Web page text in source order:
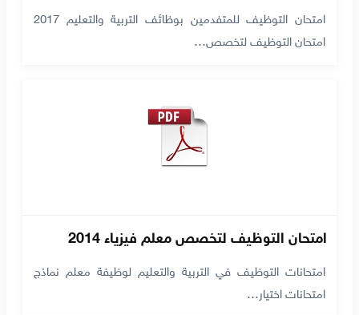
امتحان التوظيف للمتفدمين بوظائف التربية والتعليم 2017
امتحان التوظيف لتخصص…
امتحان التوظيف لتخصص معلم فيزياء 2014
امتحانات التوظيف في التربية والتعليم لوظيفة معلم نماذج
امتحانات اختيار…